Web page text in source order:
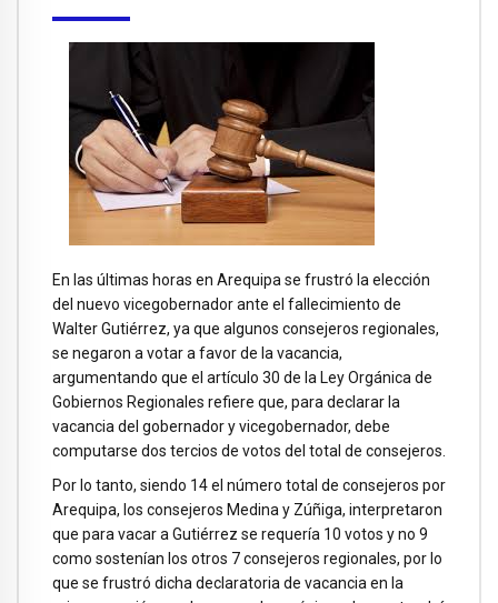
En las últimas horas en Arequipa se frustró la elección
del nuevo vicegobernador ante el fallecimiento de
Walter Gutiérrez, ya que algunos consejeros regionales,
se negaron a votar a favor de la vacancia,
argumentando que el artículo 30 de la Ley Orgánica de
Gobiernos Regionales refiere que, para declarar la
vacancia del gobernador y vicegobernador, debe
computarse dos tercios de votos del total de consejeros.
Por lo tanto, siendo 14 el número total de consejeros por
Arequipa, los consejeros Medina y Zúñiga, interpretaron
que para vacar a Gutiérrez se requería 10 votos y no 9
como sostenían los otros 7 consejeros regionales, por lo
que se frustró dicha declaratoria de vacancia en la